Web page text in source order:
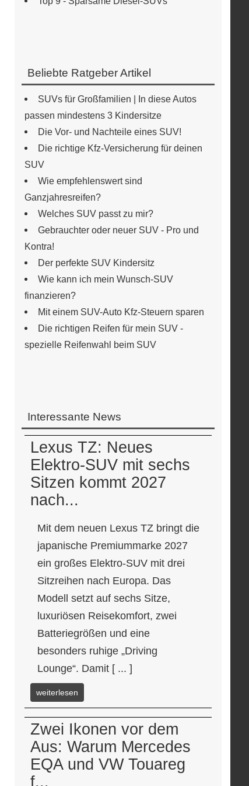
Beliebte Ratgeber Artikel
SUVs für Großfamilien | In diese Autos
passen mindestens 3 Kindersitze
Die Vor- und Nachteile eines SUV!
Die richtige Kfz-Versicherung für deinen
SUV
Wie empfehlenswert sind
Ganzjahresreifen?
Welches SUV passt zu mir?
Gebrauchter oder neuer SUV - Pro und
Kontra!
Der perfekte SUV Kindersitz
Wie kann ich mein Wunsch-SUV
finanzieren?
Mit einem SUV-Auto Kfz-Steuern sparen
Die richtigen Reifen für mein SUV -
spezielle Reifenwahl beim SUV
Interessante News
Lexus TZ: Neues
Elektro-SUV mit sechs
Sitzen kommt 2027
nach...
Mit dem neuen Lexus TZ bringt die
japanische Premiummarke 2027
ein großes Elektro-SUV mit drei
Sitzreihen nach Europa. Das
Modell setzt auf sechs Sitze,
luxuriösen Reisekomfort, zwei
Batteriegrößen und eine
besonders ruhige „Driving
Lounge“. Damit [ ... ]
weiterlesen
Zwei Ikonen vor dem
Aus: Warum Mercedes
EQA und VW Touareg
f...